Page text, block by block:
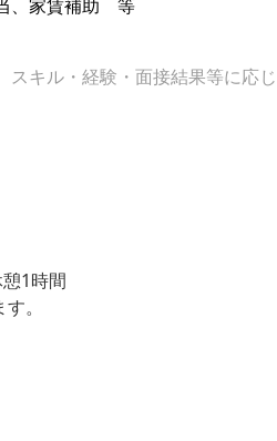
、家賃補助 等
スキル・経験・面接結果等に応
1時間
。